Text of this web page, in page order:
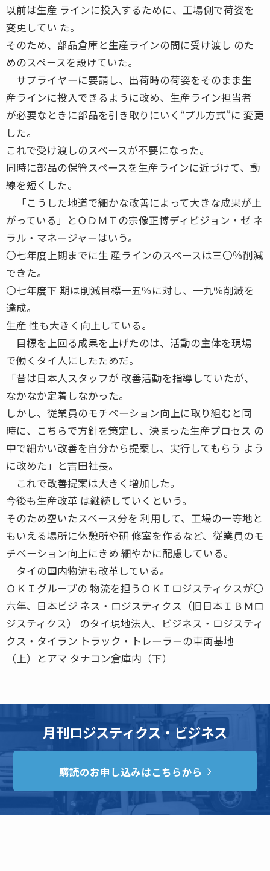
以前は生産 ラインに投入するために、工場側で荷姿を
変更してい た。
そのため、部品倉庫と生産ラインの間に受け渡し のた
めのスペースを設けていた。
サプライヤーに要請し、出荷時の荷姿をそのまま生
産ラインに投入できるように改め、生産ライン担当者
が必要なときに部品を引き取りにいく“プル方式”に 変更
した。
これで受け渡しのスペースが不要になった。
同時に部品の保管スペースを生産ラインに近づけて、動
線を短くした。
「こうした地道で細かな改善によって大きな成果が上
がっている」とＯＤＭＴの宗像正博ディビジョン・ゼ ネ
ラル・マネージャーはいう。
〇七年度上期までに生 産ラインのスペースは三〇％削減
できた。
〇七年度下 期は削減目標一五％に対し、一九％削減を
達成。
生産 性も大きく向上している。
目標を上回る成果を上げたのは、活動の主体を現場
で働くタイ人にしたためだ。
「昔は日本人スタッフが 改善活動を指導していたが、
なかなか定着しなかった。
しかし、従業員のモチベーション向上に取り組むと同
時に、こちらで方針を策定し、決まった生産プロセス の
中で細かい改善を自分から提案し、実行してもらう よう
に改めた」と吉田社長。
これで改善提案は大きく増加した。
今後も生産改革 は継続していくという。
そのため空いたスペース分を 利用して、工場の一等地と
もいえる場所に休憩所や研 修室を作るなど、従業員のモ
チベーション向上にきめ 細やかに配慮している。
タイの国内物流も改革している。
ＯＫＩグループの 物流を担うＯＫＩロジスティクスが〇
六年、日本ビジ ネス・ロジスティクス（旧日本ＩＢＭロ
ジスティクス） のタイ現地法人、ビジネス・ロジスティ
クス・タイラン トラック・トレーラーの車両基地
（上）とアマ タナコン倉庫内（下）
月刊ロジスティクス・ビジネス
購読のお申し込みはこちらから